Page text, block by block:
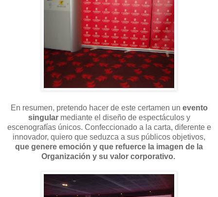
En resumen, pretendo hacer de este certamen un evento
singularmediante el diseño de espectáculos y
escenografías únicos. Confeccionado a la carta, diferente e
innovador, quiero que seduzca a sus públicos objetivos,
que genere emoción y que refuerce la imagen de la
Organización y su valor corporativo.